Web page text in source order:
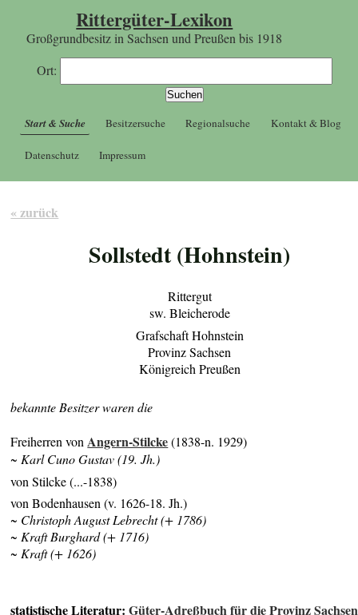
Rittergüter-Lexikon
Großgrundbesitz in Sachsen und Preußen bis 1918
Ort:
Start & Suche Besitzersuche Regionalsuche Kontakt & Blog
Datenschutz Impressum
« zurück
Sollstedt (Hohnstein)
Rittergut
sw. Bleicherode
Grafschaft Hohnstein
Provinz Sachsen
Königreich Preußen
bekannte Besitzer waren die
Freiherren von Angern-Stilcke(1838-n. 1929)
~ Karl Cuno Gustav (19. Jh.)
von Stilcke (...-1838)
von Bodenhausen (v. 1626-18. Jh.)
~ Christoph August Lebrecht (+ 1786)
~ Kraft Burghard (+ 1716)
~ Kraft (+ 1626)
statistische Literatur:Güter-Adreßbuch für die Provinz Sachsen